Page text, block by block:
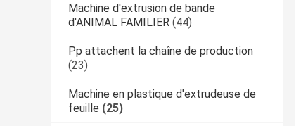
Machine d'extrusion de bande
d'ANIMAL FAMILIER (44)
Pp attachent la chaîne de production
(23)
Machine en plastique d'extrudeuse de
feuille (25)